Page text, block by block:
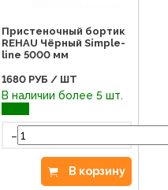
Пристеночный бортик
REHAU Чёрный Simple-
line 5000 мм
1680 РУБ / ШТ
В наличии более 5 шт.
-
В корзину